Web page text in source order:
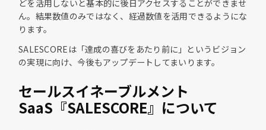
どを活用しないと基本的に後日アクセスすることができませ
ん。結果数値のみではなく、経過数値を活用できるようにな
ります。
SALESCOREは「達成の喜びをあたり前に」というビジョン
の実現に向け、今後もアップデートしてまいります。
セールスイネーブルメント
SaaS『SALESCORE』について